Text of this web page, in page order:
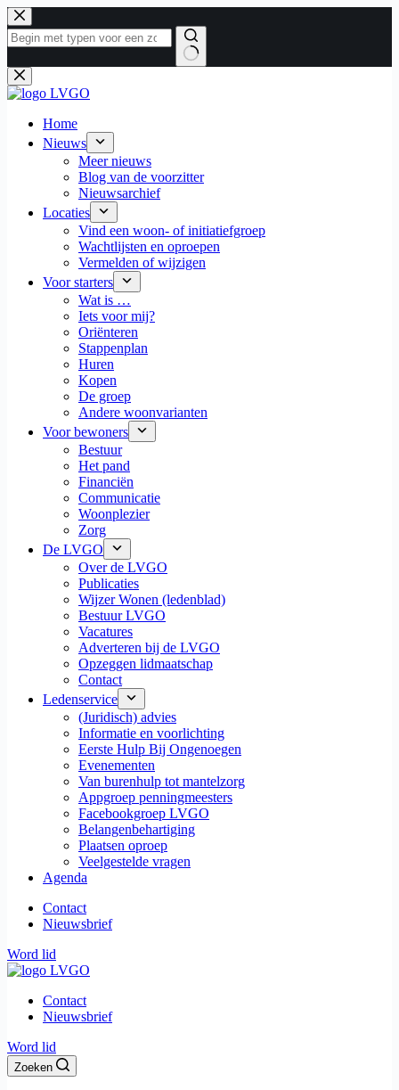
Ga
naar
de
Geen
resultaten
Home
Nieuws
Meer nieuws
Blog van de voorzitter
Nieuwsarchief
Locaties
Vind een woon- of initiatiefgroep
Wachtlijsten en oproepen
Vermelden of wijzigen
Voor starters
Wat is …
Iets voor mij?
Oriënteren
Stappenplan
Huren
Kopen
De groep
Andere woonvarianten
Voor bewoners
Bestuur
Het pand
Financiën
Communicatie
Woonplezier
Zorg
De LVGO
Over de LVGO
Publicaties
Wijzer Wonen (ledenblad)
Bestuur LVGO
Vacatures
Adverteren bij de LVGO
Opzeggen lidmaatschap
Contact
Ledenservice
(Juridisch) advies
Informatie en voorlichting
Eerste Hulp Bij Ongenoegen
Evenementen
Van burenhulp tot mantelzorg
Appgroep penningmeesters
Facebookgroep LVGO
Belangenbehartiging
Plaatsen oproep
Veelgestelde vragen
Agenda
Contact
Nieuwsbrief
Word lid
Contact
Nieuwsbrief
Word lid
Zoeken